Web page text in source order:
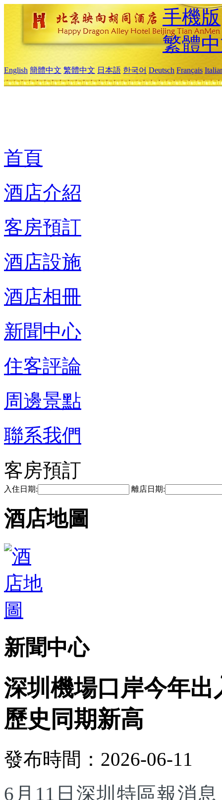
手機版
繁體
English 簡體中文 繁體中文 日本語 한국어 Deutsch Français
首頁
酒店介紹
客房預訂
酒店設施
酒店相冊
新聞中心
住客評論
周邊景點
聯系我們
客房預訂
入住日期: 離店日期:
酒店地圖
新聞中心
深圳機場口岸今年出
歷史同期新高
發布時間：2026-06-11
6月11日深圳特區報消